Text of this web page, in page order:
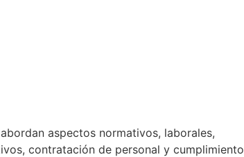
aspectos normativos, laborales,
contratación de personal y cumplimiento